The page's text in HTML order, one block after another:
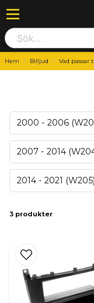
Hem Billjud Vad
2000 - 2006
2007 - 2014
2014 - 2021 (W205)
3 produkter